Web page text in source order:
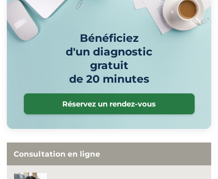
Bénéficiez
d'un diagnostic
gratuit
de 20 minutes
Réservez un rendez-vous
Consultation en ligne